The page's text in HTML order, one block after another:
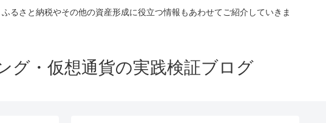
るさと納税やその他の資産形成に役立つ情報もあわせてご紹介していきま
グ・仮想通貨の実践検証ブログ